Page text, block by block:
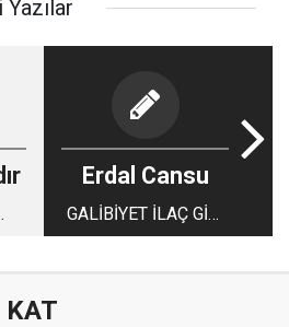
Erdal Cansu
GALİBİYET İLAÇ GİBİ
GELDİ
KAT